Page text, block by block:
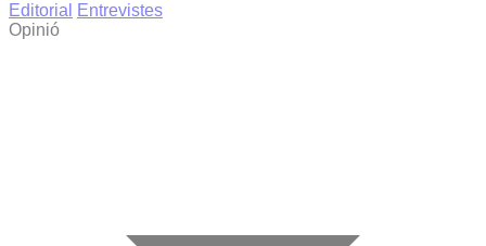
Editorial
Entrevistes
Opinió